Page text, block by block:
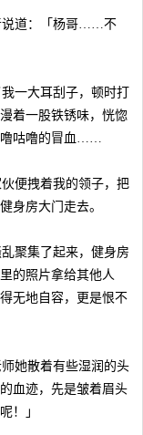
说道：「杨哥……不
一大耳刮子，顿时打
着一股铁锈味，恍惚
噜咕噜的冒血……
便拽着我的领子，把
身房大门走去。
聚集了起来，健身房
的照片拿给其他人
无地自容，更是恨不
她散着有些湿润的头
血迹，先是皱着眉头
！」